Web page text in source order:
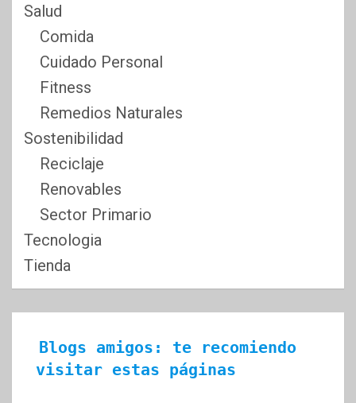
Salud
Comida
Cuidado Personal
Fitness
Remedios Naturales
Sostenibilidad
Reciclaje
Renovables
Sector Primario
Tecnologia
Tienda
Blogs amigos: te recomiendo
visitar estas páginas